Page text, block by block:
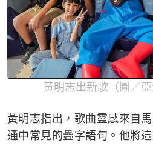
黃明志出新歌（圖／亞
黃明志指出，歌曲靈感來自
通中常見的疊字語句。他將